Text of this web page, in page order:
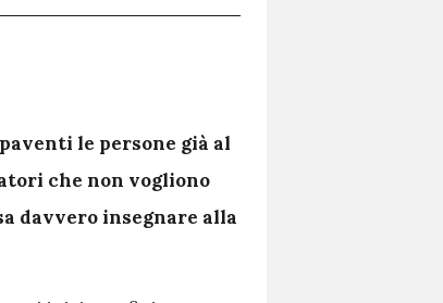
le persone già al
che non vogliono
davvero insegnare alla